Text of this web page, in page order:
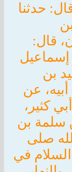
حدثنا
قال:
إسماعيل
بن
عن
كثير،
سلمة بن
صلى
السلام في